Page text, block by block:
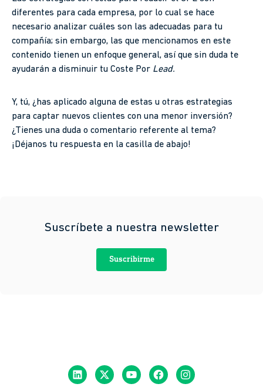
diferentes para cada empresa, por lo cual se hace
necesario analizar cuáles son las adecuadas para tu
compañía; sin embargo, las que mencionamos en este
contenido tienen un enfoque general, así que sin duda te
ayudarán a disminuir tu Coste Por Lead.
Y, tú, ¿has aplicado alguna de estas u otras estrategias
para captar nuevos clientes con una menor inversión?
¿Tienes una duda o comentario referente al tema?
¡Déjanos tu respuesta en la casilla de abajo!
Suscríbete a nuestra newsletter
Suscribirme